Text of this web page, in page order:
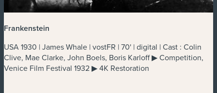
Frankenstein
USA 1930 | James Whale | vostFR | 70' | digital | Cast : Colin
Clive, Mae Clarke, John Boels, Boris Karloff ▶ Competition,
Venice Film Festival 1932 ▶ 4K Restoration